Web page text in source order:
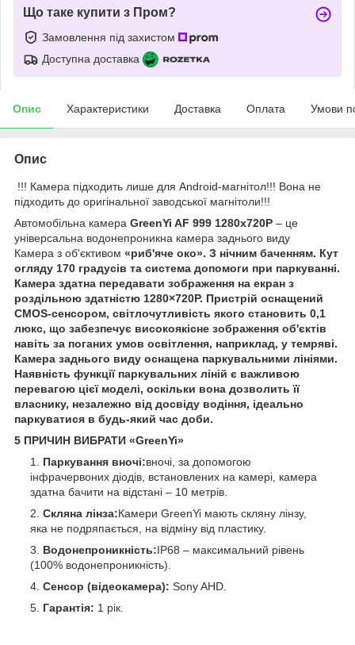
Що таке купити з Пром?
Замовлення під захистом
Доступна доставка
Опис Характеристики Доставка Оплата Умови
Опис
!!! Камера підходить лише для Android-магнітол!!! Вона не
підходить до оригінальної заводської магнітоли!!!
Автомобільна камера GreenYi AF 999 1280x720P – це
універсальна водонепроникна камера заднього виду
Камера з об'єктивом «риб'яче око». З нічним баченням. Кут
огляду 170 градусів та система допомоги при паркуванні.
Камера здатна передавати зображення на екран з
роздільною здатністю 1280×720P. Пристрій оснащений
CMOS-сенсором, світлочутливість якого становить 0,1
люкс, що забезпечує високоякісне зображення об'єктів
навіть за поганих умов освітлення, наприклад, у темряві.
Камера заднього виду оснащена паркувальними лініями.
Наявність функції паркувальних ліній є важливою
перевагою цієї моделі, оскільки вона дозволить її
власнику, незалежно від досвіду водіння, ідеально
паркуватися в будь-який час доби.
5 ПРИЧИН ВИБРАТИ «GreenYi»
Паркування вночі:вночі, за допомогою
інфрачервоних діодів, встановлених на камері, камера
здатна бачити на відстані – 10 метрів.
Скляна лінза:Камери GreenYi мають скляну лінзу,
яка не подряпається, на відміну від пластику.
Водонепроникність:IP68 – максимальний рівень
(100% водонепроникність).
Сенсор (відеокамера): Sony AHD.
Гарантія: 1 рік.